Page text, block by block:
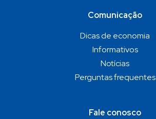
Comunicação
Dicas de economia
Informativos
Notícias
Perguntas frequentes
Fale conosco